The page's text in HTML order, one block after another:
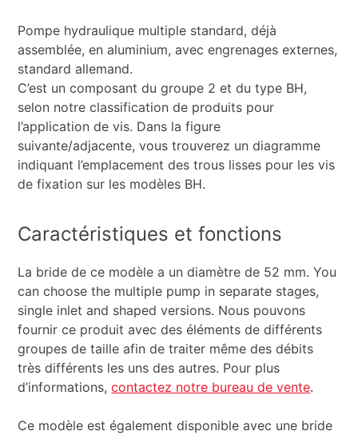
Pompe hydraulique multiple standard, déjà
assemblée, en aluminium, avec engrenages externes,
standard allemand.
C’est un composant du groupe 2 et du type BH,
selon notre classification de produits pour
l’application de vis. Dans la figure
suivante/adjacente, vous trouverez un diagramme
indiquant l’emplacement des trous lisses pour les vis
de fixation sur les modèles BH.
Caractéristiques et fonctions
La bride de ce modèle a un diamètre de 52 mm. You
can choose the multiple pump in separate stages,
single inlet and shaped versions. Nous pouvons
fournir ce produit avec des éléments de différents
groupes de taille afin de traiter même des débits
très différents les uns des autres. Pour plus
d’informations,contactez notre bureau de vente.
Ce modèle est également disponible avec une bride